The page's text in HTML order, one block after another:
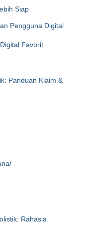
Siap
Pengguna Digital
Favorit
Panduan Klaim &
Rahasia